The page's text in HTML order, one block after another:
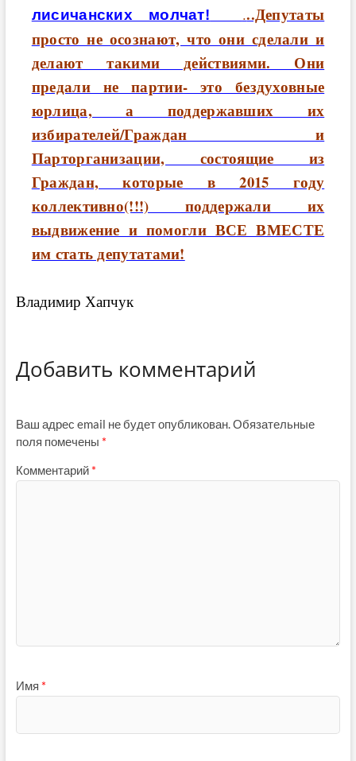
лисичанских молчат! ...Депутаты
просто не осознают, что они сделали и
делают такими действиями. Они
предали не партии- это бездуховные
юрлица, а поддержавших их
избирателей/Граждан и
Парторганизации, состоящие из
Граждан, которые в 2015 году
коллективно(!!!) поддержали их
выдвижение и помогли ВСЕ ВМЕСТЕ
им стать депутатами!
Владимир Хапчук
Добавить комментарий
Ваш адрес email не будет опубликован.Обязательные
поля помечены *
Комментарий *
Имя *